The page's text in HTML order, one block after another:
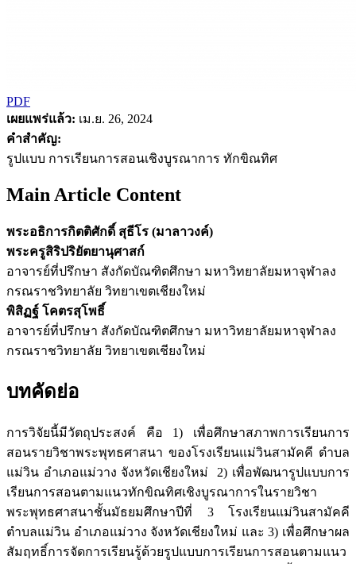
PDF
เผยแพร่แล้ว: เม.ย. 26, 2024
คำสำคัญ:
รูปแบบ การเรียนการสอนเชิงบูรณาการ ทักขิณทิศ
Main Article Content
พระอธิการกิตติศักดิ์ สุธีโร (มาลาวงค์)
พระครูสิริปริยัตยานุศาสก์
อาจารย์ที่ปรึกษา สังกัดบัณฑิตศึกษา มหาวิทยาลัยมหาจุฬาลง
กรณราชวิทยาลัย วิทยาเขตเชียงใหม่
พิสิฏฐ์ โคตรสุโพธิ์
อาจารย์ที่ปรึกษา สังกัดบัณฑิตศึกษา มหาวิทยาลัยมหาจุฬาลง
กรณราชวิทยาลัย วิทยาเขตเชียงใหม่
บทคัดย่อ
การวิจัยนี้มีวัตถุประสงค์ คือ 1) เพื่อศึกษาสภาพการเรียนการ
สอนรายวิชาพระพุทธศาสนา ของโรงเรียนแม่วินสามัคคี ตำบล
แม่วิน อำเภอแม่วาง จังหวัดเชียงใหม่ 2) เพื่อพัฒนารูปแบบการ
เรียนการสอนตามแนวทักขิณทิศเชิงบูรณาการในรายวิชา
พระพุทธศาสนาชั้นมัธยมศึกษาปีที่ 3 โรงเรียนแม่วินสามัคคี
ตำบลแม่วิน อำเภอแม่วาง จังหวัดเชียงใหม่ และ 3) เพื่อศึกษาผล
สัมฤทธิ์การจัดการเรียนรู้ด้วยรูปแบบการเรียนการสอนตามแนว